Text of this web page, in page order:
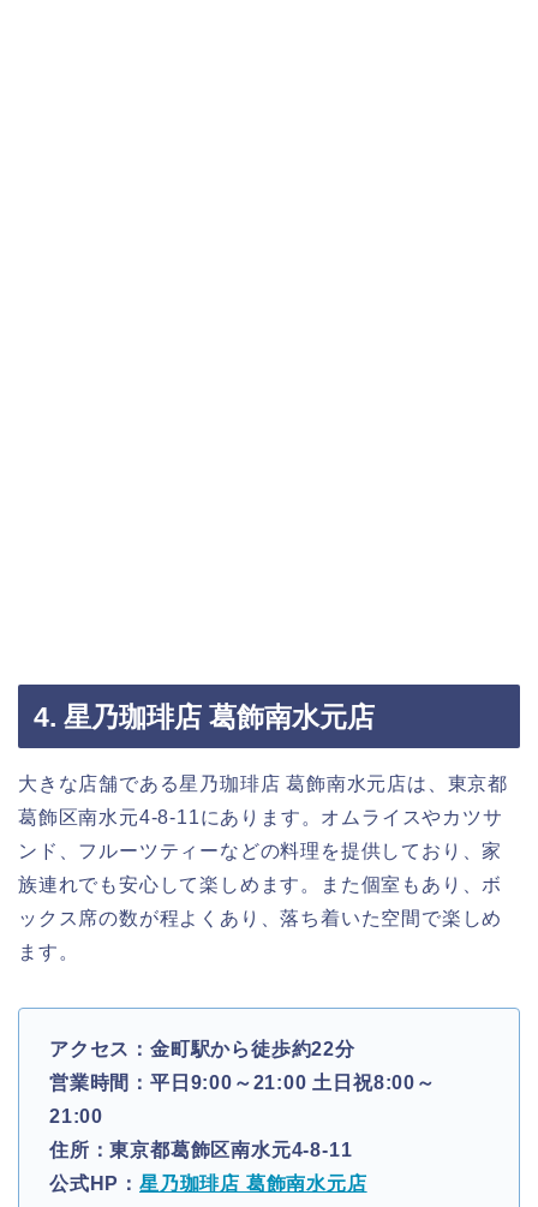
4. 星乃珈琲店 葛飾南水元店
大きな店舗である星乃珈琲店 葛飾南水元店は、東京都
葛飾区南水元4-8-11にあります。オムライスやカツサ
ンド、フルーツティーなどの料理を提供しており、家
族連れでも安心して楽しめます。また個室もあり、ボ
ックス席の数が程よくあり、落ち着いた空間で楽しめ
ます。
アクセス：金町駅から徒歩約22分
営業時間：平日9:00～21:00 土日祝8:00～
21:00
住所：東京都葛飾区南水元4-8-11
公式HP： 星乃珈琲店 葛飾南水元店